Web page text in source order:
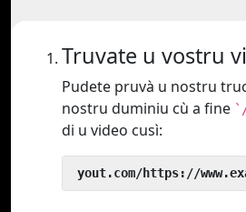
Truvate u vostru
Pudete pruvà u nostru
nostru duminiu cù a fine
di u video cusì:
yout.com/https://